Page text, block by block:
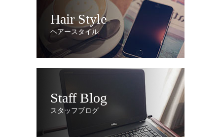
Hair Style
ヘアースタイル
Staff Blog
スタッフブログ